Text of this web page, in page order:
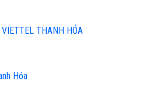
THANH HÓA
Hóa